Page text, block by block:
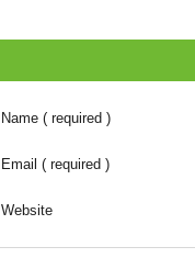
Name ( required )
Email ( required )
Website